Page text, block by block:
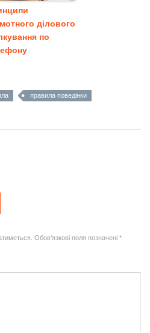
ділового
по
правила поведінки
Обов’язкові поля позначені *